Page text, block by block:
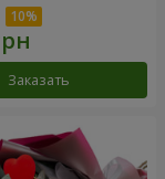
Заказать